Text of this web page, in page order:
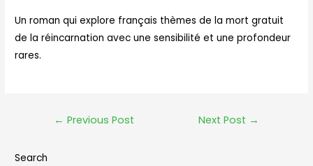
Un roman qui explore français thèmes de la mort gratuit
de la réincarnation avec une sensibilité et une profondeur
rares.
← Previous Post Next Post →
Search